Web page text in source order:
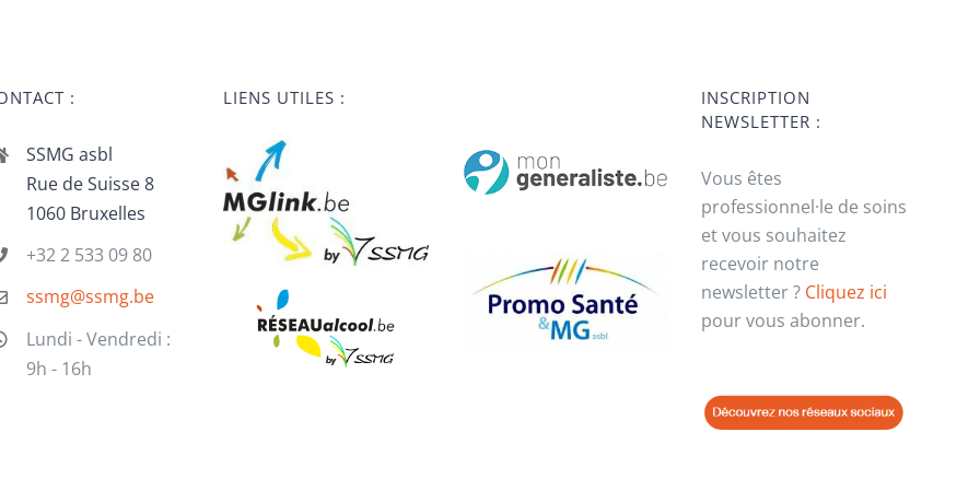
:
SSMG asbl
Rue de Suisse 8
1060 Bruxelles
+32 2 533 09 80
ssmg@ssmg.be
Lundi - Vendredi :
9h - 16h
LIENS UTILES :
INSCRIPTION
NEWSLETTER :
Vous êtes
professionnel·le de soins
et vous souhaitez
recevoir notre
newsletter ? Cliquez ici
pour vous abonner.